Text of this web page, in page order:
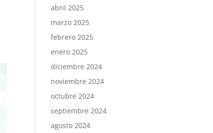
abril 2025
marzo 2025
febrero 2025
enero 2025
diciembre 2024
noviembre 2024
octubre 2024
septiembre 2024
agosto 2024